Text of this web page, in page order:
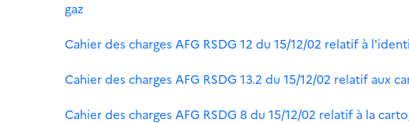
gaz
Cahier des charges AFG RSDG 12 du 15/12/02 relatif à
Cahier des charges AFG RSDG 13.2 du 15/12/02 relatif
Cahier des charges AFG RSDG 8 du 15/12/02 relatif à la